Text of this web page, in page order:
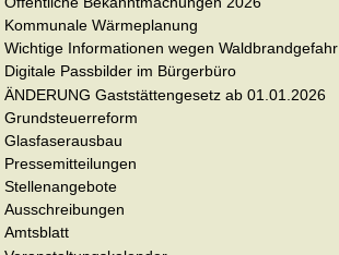
Kommunale Wärmeplanung
Wichtige Informationen wegen Waldbrandgefahr
Digitale Passbilder im Bürgerbüro
ÄNDERUNG Gaststättengesetz ab 01.01.2026
Grundsteuerreform
Glasfaserausbau
Pressemitteilungen
Stellenangebote
Ausschreibungen
Amtsblatt